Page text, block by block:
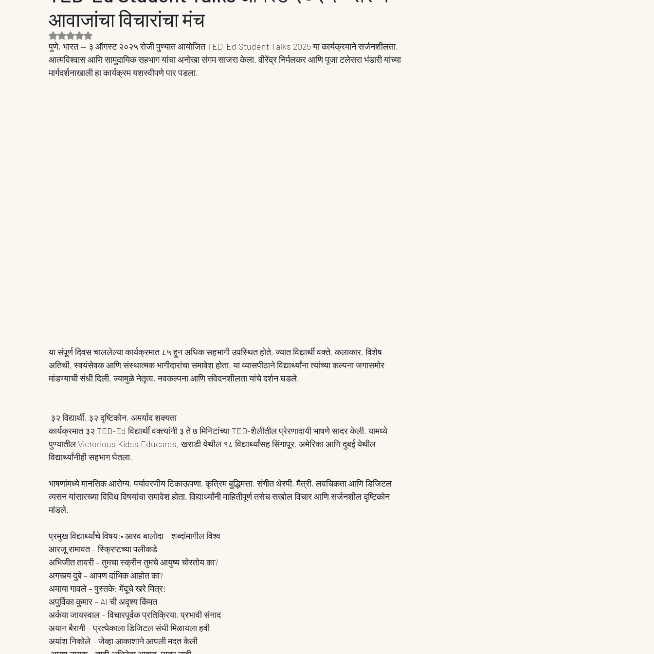
आवाजांचा विचारांचा मंच
Rated NaN out of 5 stars.
पुणे, भारत — ३ ऑगस्ट २०२५ रोजी पुण्यात आयोजित TED-Ed Student Talks 2025 या कार्यक्रमाने सर्जनशीलता,
आत्मविश्वास आणि सामुदायिक सहभाग यांचा अनोखा संगम साजरा केला. वीरेंद्र निर्मलकर आणि पूजा टलेसरा भंडारी यांच्या
मार्गदर्शनाखाली हा कार्यक्रम यशस्वीपणे पार पडला.
या संपूर्ण दिवस चाललेल्या कार्यक्रमात ८५ हून अधिक सहभागी उपस्थित होते, ज्यात विद्यार्थी वक्ते, कलाकार, विशेष
अतिथी, स्वयंसेवक आणि संस्थात्मक भागीदारांचा समावेश होता. या व्यासपीठाने विद्यार्थ्यांना त्यांच्या कल्पना जगासमोर
मांडण्याची संधी दिली, ज्यामुळे नेतृत्व, नवकल्पना आणि संवेदनशीलता यांचे दर्शन घडले.
३२ विद्यार्थी, ३२ दृष्टिकोन, अमर्याद शक्यता
कार्यक्रमात ३२ TED-Ed विद्यार्थी वक्त्यांनी ३ ते ७ मिनिटांच्या TED-शैलीतील प्रेरणादायी भाषणे सादर केली. यामध्ये
पुण्यातील Victorious Kidss Educares, खराडी येथील १८ विद्यार्थ्यांसह सिंगापूर, अमेरिका आणि दुबई येथील
विद्यार्थ्यांनीही सहभाग घेतला.
भाषणांमध्ये मानसिक आरोग्य, पर्यावरणीय टिकाऊपणा, कृत्रिम बुद्धिमत्ता, संगीत थेरपी, मैत्री, लवचिकता आणि डिजिटल
व्यसन यांसारख्या विविध विषयांचा समावेश होता. विद्यार्थ्यांनी माहितीपूर्ण तसेच सखोल विचार आणि सर्जनशील दृष्टिकोन
मांडले.
प्रमुख विद्यार्थ्यांचे विषय:• आरव बालोदा – शब्दांमागील विश्व
आरजू रामावत – स्क्रिप्टच्या पलीकडे
अभिजीत तावरी – तुमचा स्क्रीन तुमचे आयुष्य चोरतोय का?
अगस्त्य दुबे – आपण दांभिक आहोत का?
अमाया गावले – पुस्तके: मेंदूचे खरे मित्र!
अपुर्विका कुमार – AI ची अदृश्य किंमत
अर्कया जायस्वाल – विचारपूर्वक प्रतिक्रिया, प्रभावी संनाद
अयान बैरागी – प्रत्येकाला डिजिटल संधी मिळायला हवी
अयांश निकोले – जेव्हा आकाशाने आपली मदत केली